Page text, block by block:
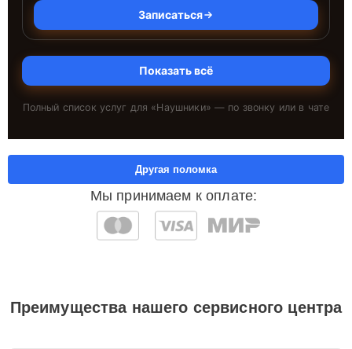
Записаться
Показать всё
Полный список услуг для «Наушники» — по звонку или в чате
Мы принимаем к оплате:
Другая поломка
Преимущества нашего сервисного центра